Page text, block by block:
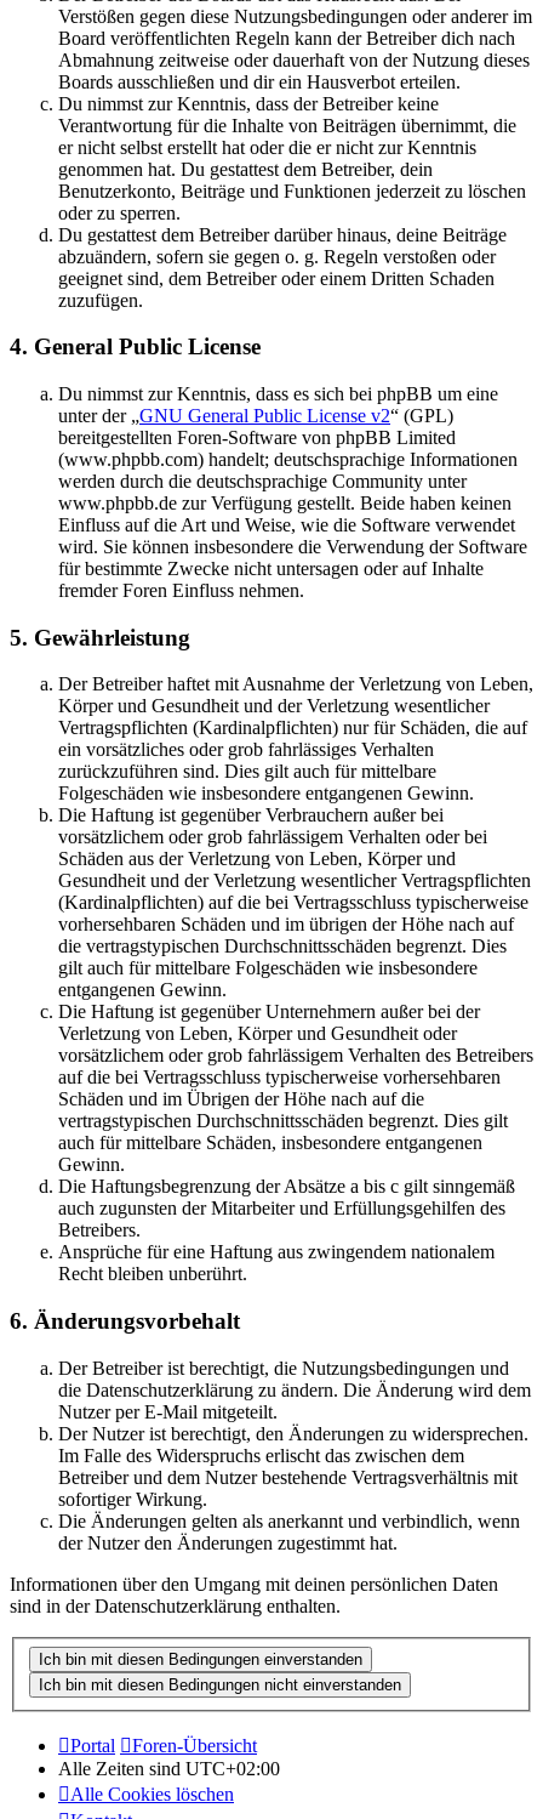
Verstößen gegen diese Nutzungsbedingungen oder anderer im
Board veröffentlichten Regeln kann der Betreiber dich nach
Abmahnung zeitweise oder dauerhaft von der Nutzung dieses
Boards ausschließen und dir ein Hausverbot erteilen.
Du nimmst zur Kenntnis, dass der Betreiber keine
Verantwortung für die Inhalte von Beiträgen übernimmt, die
er nicht selbst erstellt hat oder die er nicht zur Kenntnis
genommen hat. Du gestattest dem Betreiber, dein
Benutzerkonto, Beiträge und Funktionen jederzeit zu löschen
oder zu sperren.
Du gestattest dem Betreiber darüber hinaus, deine Beiträge
abzuändern, sofern sie gegen o. g. Regeln verstoßen oder
geeignet sind, dem Betreiber oder einem Dritten Schaden
zuzufügen.
4. General Public License
Du nimmst zur Kenntnis, dass es sich bei phpBB um eine
unter der „GNU General Public License v2“ (GPL)
bereitgestellten Foren-Software von phpBB Limited
(www.phpbb.com) handelt; deutschsprachige Informationen
werden durch die deutschsprachige Community unter
www.phpbb.de zur Verfügung gestellt. Beide haben keinen
Einfluss auf die Art und Weise, wie die Software verwendet
wird. Sie können insbesondere die Verwendung der Software
für bestimmte Zwecke nicht untersagen oder auf Inhalte
fremder Foren Einfluss nehmen.
5. Gewährleistung
Der Betreiber haftet mit Ausnahme der Verletzung von Leben,
Körper und Gesundheit und der Verletzung wesentlicher
Vertragspflichten (Kardinalpflichten) nur für Schäden, die auf
ein vorsätzliches oder grob fahrlässiges Verhalten
zurückzuführen sind. Dies gilt auch für mittelbare
Folgeschäden wie insbesondere entgangenen Gewinn.
Die Haftung ist gegenüber Verbrauchern außer bei
vorsätzlichem oder grob fahrlässigem Verhalten oder bei
Schäden aus der Verletzung von Leben, Körper und
Gesundheit und der Verletzung wesentlicher Vertragspflichten
(Kardinalpflichten) auf die bei Vertragsschluss typischerweise
vorhersehbaren Schäden und im übrigen der Höhe nach auf
die vertragstypischen Durchschnittsschäden begrenzt. Dies
gilt auch für mittelbare Folgeschäden wie insbesondere
entgangenen Gewinn.
Die Haftung ist gegenüber Unternehmern außer bei der
Verletzung von Leben, Körper und Gesundheit oder
vorsätzlichem oder grob fahrlässigem Verhalten des Betreibers
auf die bei Vertragsschluss typischerweise vorhersehbaren
Schäden und im Übrigen der Höhe nach auf die
vertragstypischen Durchschnittsschäden begrenzt. Dies gilt
auch für mittelbare Schäden, insbesondere entgangenen
Gewinn.
Die Haftungsbegrenzung der Absätze a bis c gilt sinngemäß
auch zugunsten der Mitarbeiter und Erfüllungsgehilfen des
Betreibers.
Ansprüche für eine Haftung aus zwingendem nationalem
Recht bleiben unberührt.
6. Änderungsvorbehalt
Der Betreiber ist berechtigt, die Nutzungsbedingungen und
die Datenschutzerklärung zu ändern. Die Änderung wird dem
Nutzer per E-Mail mitgeteilt.
Der Nutzer ist berechtigt, den Änderungen zu widersprechen.
Im Falle des Widerspruchs erlischt das zwischen dem
Betreiber und dem Nutzer bestehende Vertragsverhältnis mit
sofortiger Wirkung.
Die Änderungen gelten als anerkannt und verbindlich, wenn
der Nutzer den Änderungen zugestimmt hat.
Informationen über den Umgang mit deinen persönlichen Daten
sind in der Datenschutzerklärung enthalten.
Portal
Foren-Übersicht
Alle Zeiten sind UTC+02:00
Alle Cookies löschen